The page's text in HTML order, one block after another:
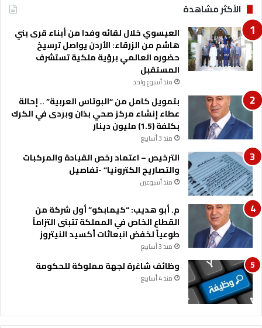
إ
ح
ى
و
ا
ه
ا
ه
ا
ا
ل
ح
د
و
د
ي
ة
الأكثر مشاهدة
العيسوي خلال لقائه وفدا من أبناء قرى بني
هاشم من الزرقاء: الأردن يواصل ترسيخ
حضوره العالمي برؤية ملكية تستشرف
المستقبل
منذ أسبوع واحد
بتمويل كامل من “البوتاس العربية” .. إحالة
عطاء إنشاء مركز صحي بذان وبردى في الكرك
بكلفة (1.5) مليون دينار
منذ 3 أسابيع
الترخيص – اعتماد رخص القيادة والمركبات
والتصاريح الكترونيا” -تفاصيل
منذ أسبوعين
م. أبو هديب: “كيمابكو” أول شركة من
القطاع الخاص في المملكة تتبنى التزاماً
طوعياً لخفض انبعاثات أكسيد النيتروز
منذ 3 أسابيع
وظائف شاغرة لجهة مملوكة للحكومة
منذ 4 أسابيع